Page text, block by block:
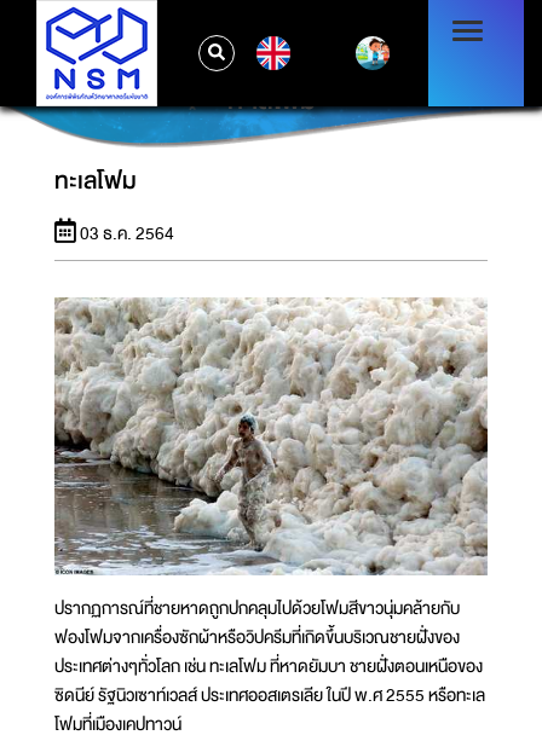
ทะเลโฟม
ทะเลโฟม
03 ธ.ค. 2564
ปรากฏการณ์ที่ชายหาดถูกปกคลุมไปด้วยโฟมสีขาวนุ่มคล้ายกับ
ฟองโฟมจากเครื่องซักผ้าหรือวิปครีมที่เกิดขึ้นบริเวณชายฝั่งของ
ประเทศต่างๆทั่วโลก เช่น ทะเลโฟม ที่หาดยัมบา ชายฝั่งตอนเหนือของ
ซิดนีย์ รัฐนิวเซาท์เวลส์ ประเทศออสเตรเลีย ในปี พ.ศ 2555 หรือทะเล
โฟมที่เมืองเคปทาวน์